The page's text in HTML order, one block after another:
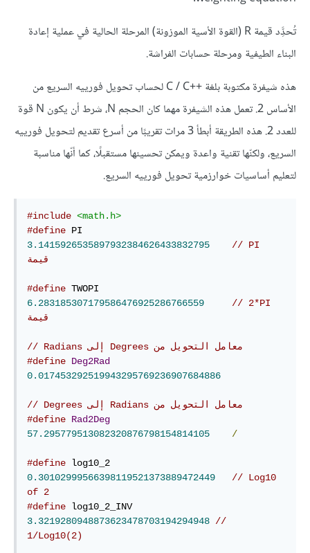
تُحدَِّد قيمة R (القوة الأسية الموزونة) المرحلة الحالية في عملية إعادة
البناء الطيفية ومرحلة حسابات الفراشة.
هذه شيفرة مكتوبة بلغة C / C++‎ لحساب تحويل فورييه السريع من
الأساس 2. تعمل هذه الشيفرة مهما كان الحجم N، شرط أن يكون N قوة
للعدد 2. هذه الطريقة أبطأ 3 مرات تقريبًا من أسرع تقديم لتحويل فورييه
السريع، ولكنّها تقنية واعدة ويمكن تحسينها مستقبلًا، كما أنّها مناسبة
لتعليم أساسيات خوارزمية تحويل فورييه السريع.
#include <math.h>
#define
3.1415926535897932384626433832795
// PI
قيمة
#define
6.283185307179586476925286766559
// 2*PI
قيمة
#define Deg2Rad
0.017453292519943295769236907684886
#define Rad2Deg
57.295779513082320876798154814105
/
#define
0.30102999566398119521373889472449
// Log10
of 2
#define
log10_2_INV
3.3219280948873623478703194294948 //
1/Log10(2)